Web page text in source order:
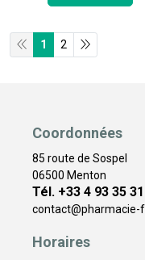
1 2
Coordonnées
85 route de Sospel
06500 Menton
Tél. +33 4 93 35
contact@pharmacie-
Horaires